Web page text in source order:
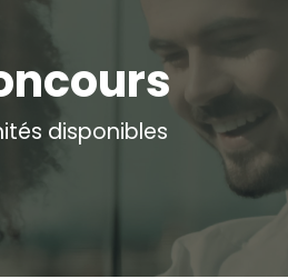
disponibles